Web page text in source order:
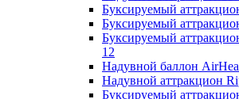
Буксируемый
Буксируемый
Буксируемый
12
Надувной баллон
Надувной аттракцион
Буксируемый